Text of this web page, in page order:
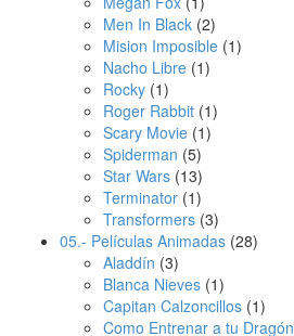
Men In Black (2)
Mision Imposible (1)
Nacho Libre (1)
Rocky (1)
Roger Rabbit (1)
Scary Movie (1)
Spiderman (5)
Star Wars (13)
Terminator (1)
Transformers (3)
05.- Películas Animadas (28)
Aladdín (3)
Blanca Nieves (1)
Capitan Calzoncillos (1)
Como Entrenar a tu Dragón